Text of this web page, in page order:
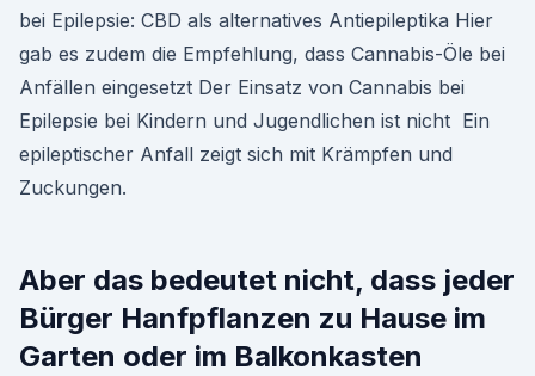
bei Epilepsie: CBD als alternatives Antiepileptika Hier
gab es zudem die Empfehlung, dass Cannabis-Öle bei
Anfällen eingesetzt Der Einsatz von Cannabis bei
Epilepsie bei Kindern und Jugendlichen ist nicht Ein
epileptischer Anfall zeigt sich mit Krämpfen und
Zuckungen.
Aber das bedeutet nicht, dass jeder
Bürger Hanfpflanzen zu Hause im
Garten oder im Balkonkasten